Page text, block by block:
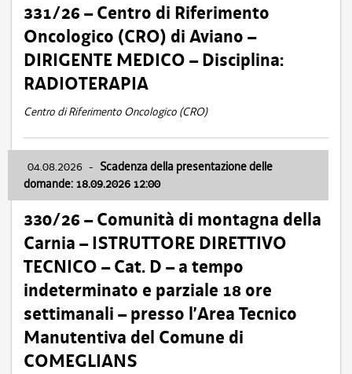
331/26 – Centro di Riferimento
Oncologico (CRO) di Aviano –
DIRIGENTE MEDICO – Disciplina:
RADIOTERAPIA
Centro di Riferimento Oncologico (CRO)
04.08.2026 - Scadenza della presentazione delle
domande: 18.09.2026 12:00
330/26 – Comunità di montagna della
Carnia – ISTRUTTORE DIRETTIVO
TECNICO – Cat. D – a tempo
indeterminato e parziale 18 ore
settimanali – presso l’Area Tecnico
Manutentiva del Comune di
COMEGLIANS